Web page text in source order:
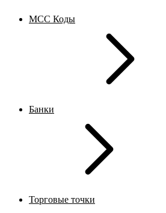
MCC Коды
Банки
Торговые точки